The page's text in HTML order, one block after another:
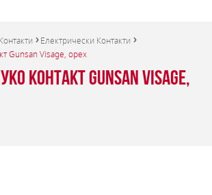
Електрически Контакти
Gunsan Visage, орех
контакт Gunsan Visage,